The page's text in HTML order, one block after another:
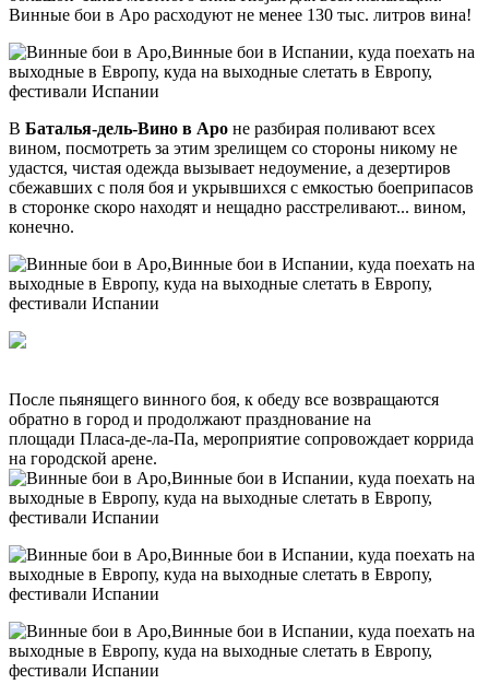
Винные бои в Аро расходуют не менее 130 тыс. литров вина!
В Баталья-дель-Вино в Аро не разбирая поливают всех
вином, посмотреть за этим зрелищем со стороны никому не
удастся, чистая одежда вызывает недоумение, а дезертиров
сбежавших с поля боя и укрывшихся с емкостью боеприпасов
в сторонке скоро находят и нещадно расстреливают... вином,
конечно.
После пьянящего винного боя, к обеду все возвращаются
обратно в город и продолжают празднование на
площади Пласа-де-ла-Па, мероприятие сопровождает коррида
на городской арене.